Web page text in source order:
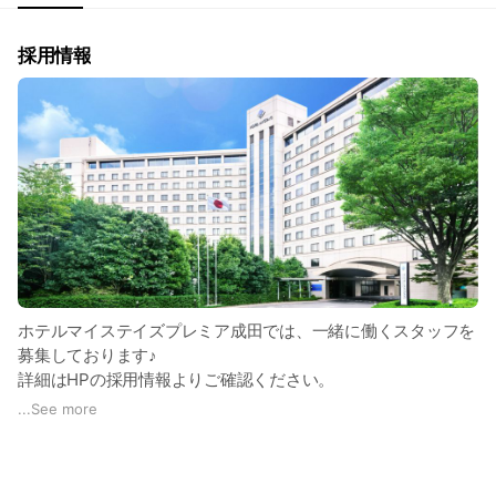
採用情報
ホテルマイステイズプレミア成田では、一緒に働くスタッフを
募集しております♪
詳細はHPの採用情報よりご確認ください。
https://iconia-recruit.net/jobfind-pc/area/Kanto/Chiba/12211?
...See more